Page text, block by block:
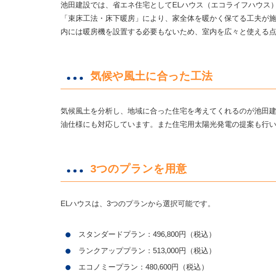
池田建設では、省エネ住宅としてELハウス（エコライフハウ
「束床工法・床下暖房」により、家全体を暖かく保てる工夫
内には暖房機を設置する必要もないため、室内を広々と使える点
気候や風土に合った工法
気候風土を分析し、地域に合った住宅を考えてくれるのが池田
油仕様にも対応しています。また住宅用太陽光発電の提案も行
3つのプランを用意
ELハウスは、3つのプランから選択可能です。
スタンダードプラン：496,800円（税込）
ランクアッププラン：513,000円（税込）
エコノミープラン：480,600円（税込）